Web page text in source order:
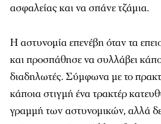
ασφαλείας και να σπάνε τζάμια.
Η αστυνομία επενέβη όταν τα
και προσπάθησε να συλλάβει
διαδηλωτές. Σύμφωνα με το
κάποια στιγμή ένα τρακτέρ
γραμμή των αστυνομικών, αλλά